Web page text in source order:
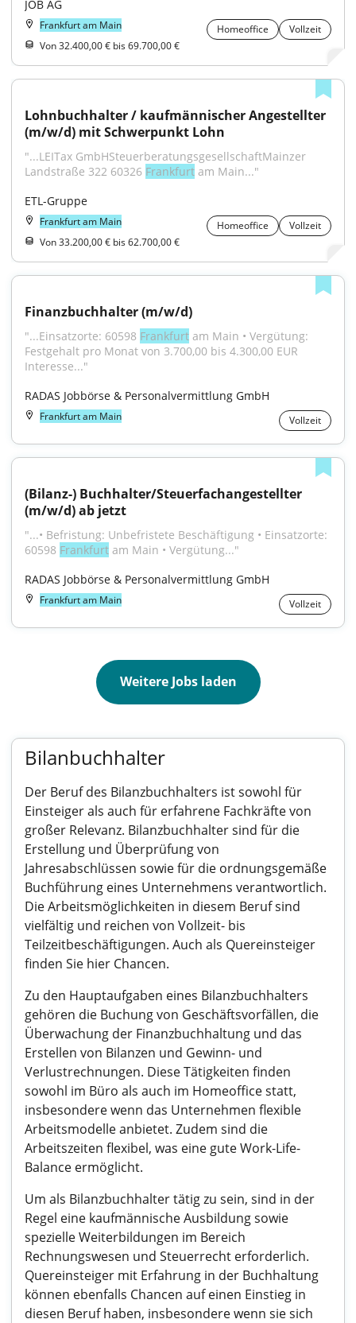
JOB AG
Frankfurt am Main Homeoffice
Vollzeit
Von 32.400,00 € bis 69.700,00 €
Lohnbuchhalter / kaufmännischer Angestellter
(m/w/d) mit Schwerpunkt Lohn
"...LEITax GmbHSteuerberatungsgesellschaftMainzer
Landstraße 322 60326 Frankfurt am Main..."
ETL-Gruppe
Frankfurt am Main Homeoffice
Vollzeit
Von 33.200,00 € bis 62.700,00 €
Finanzbuchhalter (m/w/d)
"...Einsatzorte: 60598 Frankfurt am Main • Vergütung:
Festgehalt pro Monat von 3.700,00 bis 4.300,00 EUR
Interesse..."
RADAS Jobbörse & Personalvermittlung GmbH
Frankfurt am Main Vollzeit
(Bilanz-) Buchhalter/Steuerfachangestellter
(m/w/d) ab jetzt
"...• Befristung: Unbefristete Beschäftigung • Einsatzorte:
60598 Frankfurt am Main • Vergütung..."
RADAS Jobbörse & Personalvermittlung GmbH
Frankfurt am Main Vollzeit
Weitere Jobs laden
Bilanbuchhalter
Der Beruf des Bilanzbuchhalters ist sowohl für
Einsteiger als auch für erfahrene Fachkräfte von
großer Relevanz. Bilanzbuchhalter sind für die
Erstellung und Überprüfung von
Jahresabschlüssen sowie für die ordnungsgemäße
Buchführung eines Unternehmens verantwortlich.
Die Arbeitsmöglichkeiten in diesem Beruf sind
vielfältig und reichen von Vollzeit- bis
Teilzeitbeschäftigungen. Auch als Quereinsteiger
finden Sie hier Chancen.
Zu den Hauptaufgaben eines Bilanzbuchhalters
gehören die Buchung von Geschäftsvorfällen, die
Überwachung der Finanzbuchhaltung und das
Erstellen von Bilanzen und Gewinn- und
Verlustrechnungen. Diese Tätigkeiten finden
sowohl im Büro als auch im Homeoffice statt,
insbesondere wenn das Unternehmen flexible
Arbeitsmodelle anbietet. Zudem sind die
Arbeitszeiten flexibel, was eine gute Work-Life-
Balance ermöglicht.
Um als Bilanzbuchhalter tätig zu sein, sind in der
Regel eine kaufmännische Ausbildung sowie
spezielle Weiterbildungen im Bereich
Rechnungswesen und Steuerrecht erforderlich.
Quereinsteiger mit Erfahrung in der Buchhaltung
können ebenfalls Chancen auf einen Einstieg in
diesen Beruf haben, insbesondere wenn sie sich